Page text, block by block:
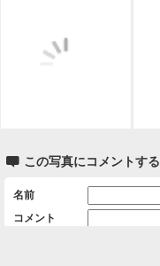
 この写真にコメントする
名前
コメント